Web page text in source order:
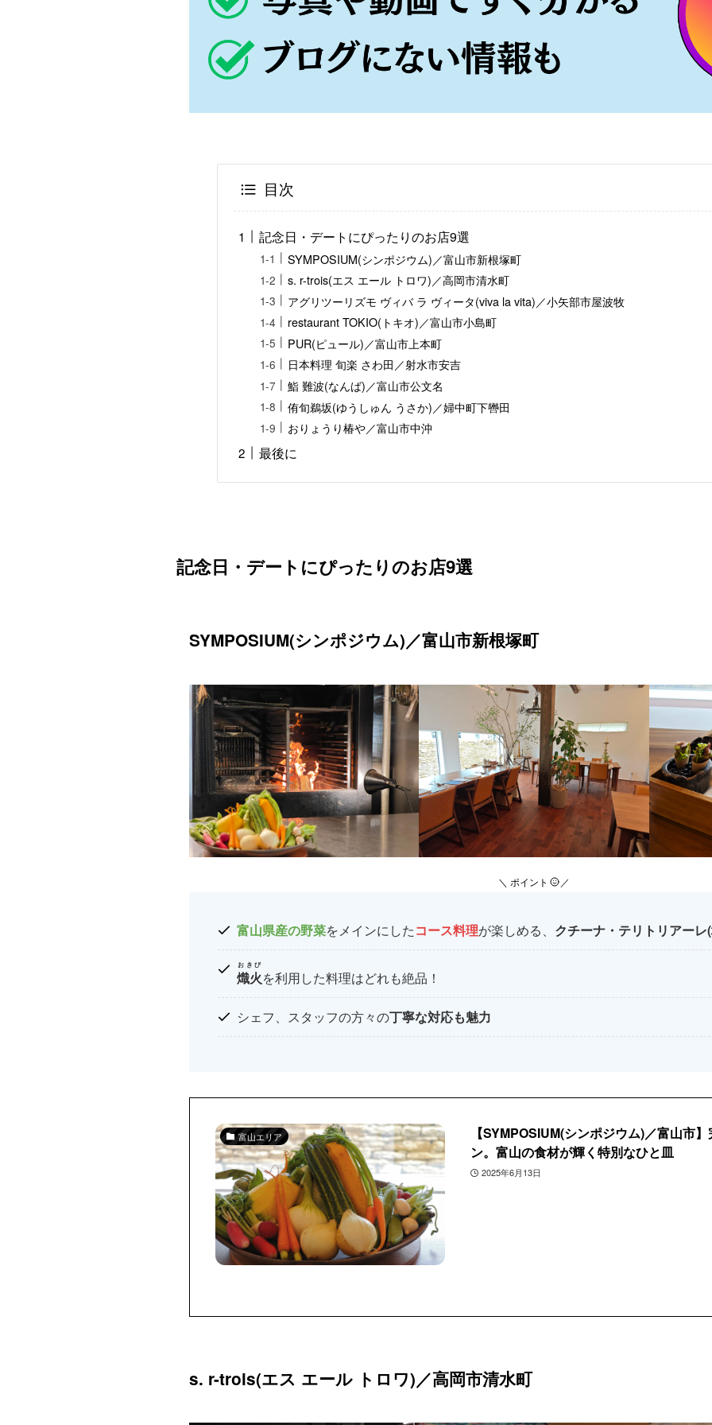
目次
記念日・デートにぴったりのお店9選
SYMPOSIUM(シンポジウム)／富山市新根塚町
s. r-trois(エス エール トロワ)／高岡市清水町
アグリツーリズモ ヴィバ ラ ヴィータ(viva la vita)／小矢部市屋波牧
restaurant TOKIO(トキオ)／富山市小島町
PUR(ピュール)／富山市上本町
日本料理 旬楽 さわ田／射水市安吉
鮨 難波(なんば)／富山市公文名
侑旬鵜坂(ゆうしゅん うさか)／婦中町下轡田
おりょうり椿や／富山市中沖
最後に
記念日・デートにぴったりのお店9選
SYMPOSIUM(シンポジウム)／富山市新根塚町
＼ ポイント ／
富山県産の野菜をメインにしたコース料理が楽しめる、 クチーナ・テリトリアーレ
熾火
おきび
を利用した料理はどれも絶品！
シェフ、スタッフの方々の丁寧な対応も魅力
富山エリア
【SYMPOSIUM(シンポジウム)／富山市
ン。富山の食材が輝く特別なひと皿
2025年6月13日
s. r-trois(エス エール トロワ)／高岡市清水町